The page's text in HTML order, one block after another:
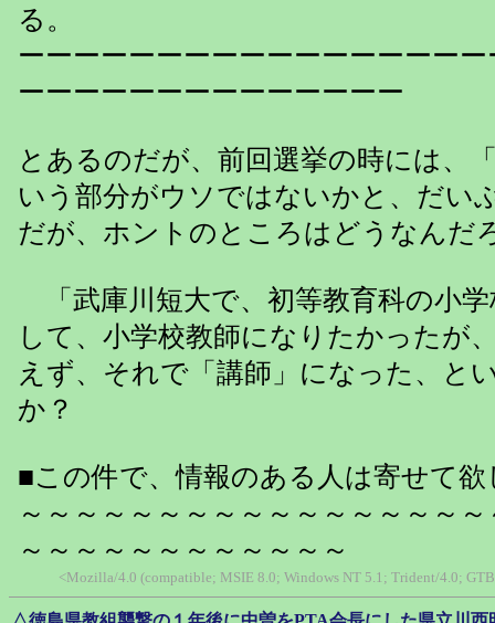
る。
ーーーーーーーーーーーーーーーー
ーーーーーーーーーーーーーー
とあるのだが、前回選挙の時には、
いう部分がウソではないかと、だい
だが、ホントのところはどうなんだ
「武庫川短大で、初等教育科の小
して、小学校教師になりたかったが
えず、それで「講師」になった、と
か？
■この件で、情報のある人は寄せて欲
～～～～～～～～～～～～～～～～
～～～～～～～～～～～～
<Mozilla/4.0 (compatible; MSIE 8.0; Windows NT 5.1; Trident/4.0;